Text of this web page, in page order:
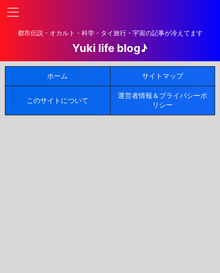
都市伝説・オカルト・科学・タイ旅行・宇宙の記事が冷えてます
Yuki life blog♪
ホーム サイトマップ
このサイトについて
運営者情報＆プライバシーポ
リシー